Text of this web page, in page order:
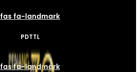
fas fa-landmark
PDTTL
fas fa-landmark